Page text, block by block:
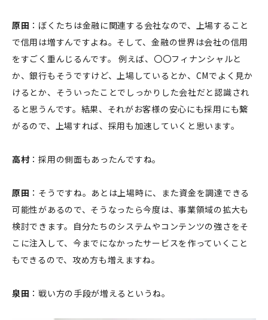
原田 ：ぼくたちは金融に関連する会社なので、上場すること
で信用は増すんですよね。そして、金融の世界は会社の信用
をすごく重んじるんです。 例えば、〇〇フィナンシャルと
か、銀行もそうですけど、上場しているとか、CMでよく見か
けるとか、そういったことでしっかりした会社だと認識され
ると思うんです。結果、それがお客様の安心にも採用にも繋
がるので、上場すれば、採用も加速していくと思います。
高村：採用の側面もあったんですね。
原田 ：そうですね。あとは上場時に、また資金を調達できる
可能性があるので、そうなったら今度は、事業領域の拡大も
検討できます。自分たちのシステムやコンテンツの強さをそ
こに注入して、今までになかったサービスを作っていくこと
もできるので、攻め方も増えますね。
泉田 ：戦い方の手段が増えるというね。